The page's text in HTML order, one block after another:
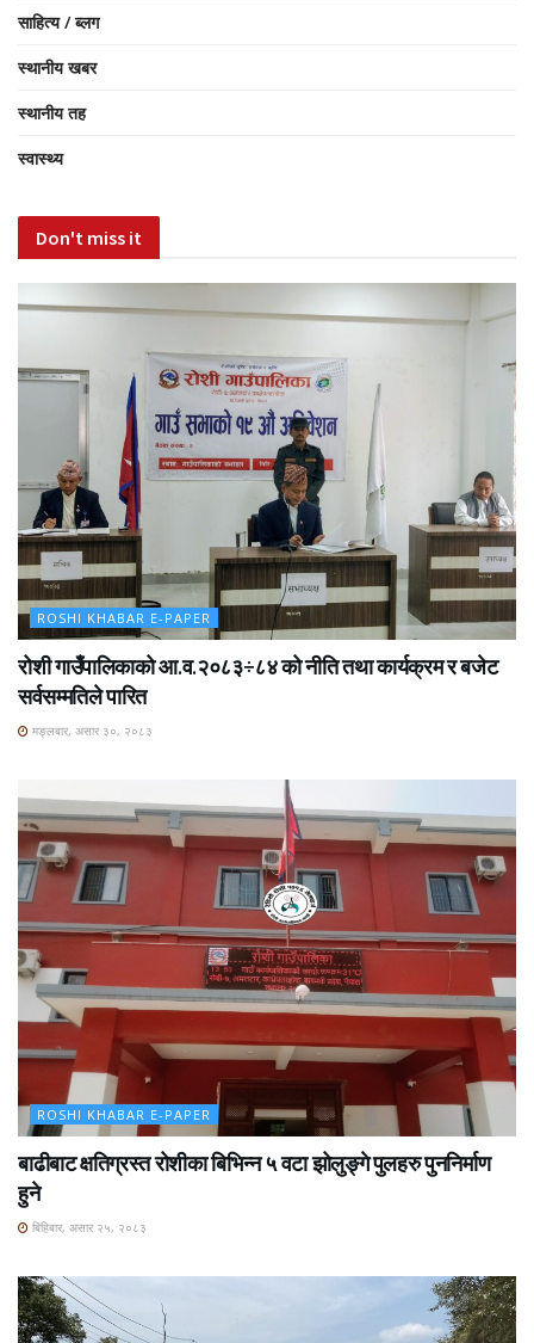
साहित्य / ब्लग
स्थानीय खबर
स्थानीय तह
स्वास्थ्य
Don't miss it
ROSHI KHABAR E-PAPER
रोशी गाउँपालिकाको आ.व.२०८३÷८४ को नीति तथा कार्यक्रम र बजेट
सर्वसम्मतिले पारित
मङ्लबार, असार ३०, २०८३
ROSHI KHABAR E-PAPER
बाढीबाट क्षतिग्रस्त रोशीका बिभिन्न ५ वटा झोलुङ्गे पुलहरु पुननिर्माण
हुने
बिहिबार, असार २५, २०८३